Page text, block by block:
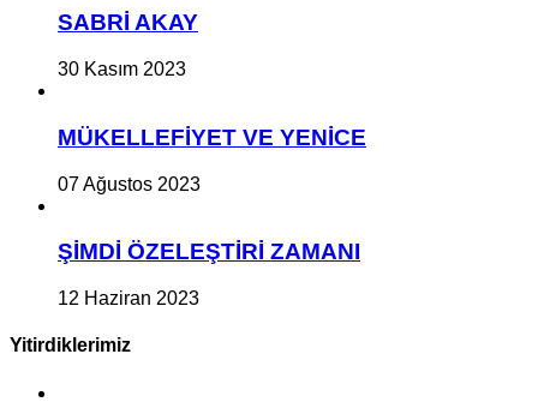
SABRİ AKAY
30 Kasım 2023
MÜKELLEFİYET VE YENİCE
07 Ağustos 2023
ŞİMDİ ÖZELEŞTİRİ ZAMANI
12 Haziran 2023
Yitirdiklerimiz